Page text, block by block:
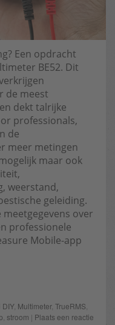
Een opdracht
BE52. Dit
de meest
dekt talrijke
professionals,
de
meer metingen
maar ook
weerstand,
geleiding.
over
professionele
Mobile-app
DIY, Multimeter, TrueRMS
stroom | Plaats een reactie